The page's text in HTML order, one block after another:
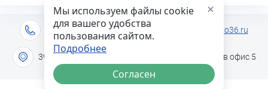
+7 (473) 2-333-717 info@lideravto36.ru
394051 г. Воронеж, ул. Героев Сибиряков дом 1в офис 5
Мы используем файлы cookie
для вашего удобства
пользования сайтом.
Подробнее
Согласен
×